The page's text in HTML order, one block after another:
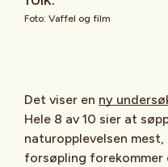
Foto: Vaffel og film
Det viser en ny
Hele 8 av 10 sier at
naturopplevelsen
forsøpling